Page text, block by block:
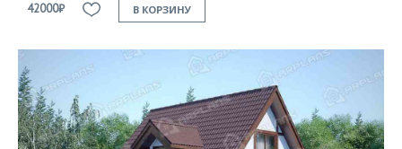
42000₽ В КОРЗИНУ